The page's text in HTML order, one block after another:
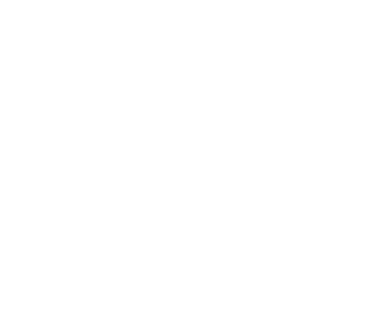
en el terminado. Amigable con el ambiente por su baja huella de
la NTC 174.